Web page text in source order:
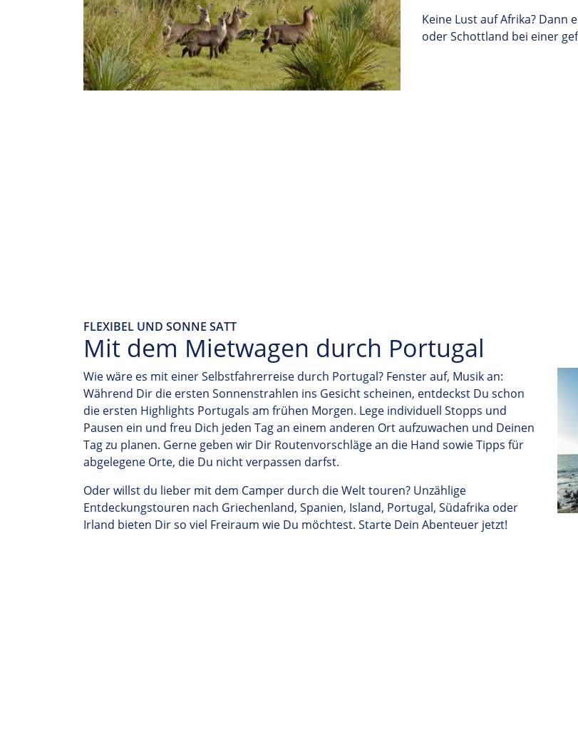
Keine Lust auf Afrika? Dann
oder Schottland bei einer
FLEXIBEL UND SONNE SATT
Mit dem Mietwagen durch Portugal
Wie wäre es mit einer Selbstfahrerreise durch Portugal? Fenster auf, Musik an:
Während Dir die ersten Sonnenstrahlen ins Gesicht scheinen, entdeckst Du schon
die ersten Highlights Portugals am frühen Morgen. Lege individuell Stopps und
Pausen ein und freu Dich jeden Tag an einem anderen Ort aufzuwachen und Deinen
Tag zu planen. Gerne geben wir Dir Routenvorschläge an die Hand sowie Tipps für
abgelegene Orte, die Du nicht verpassen darfst.
Oder willst du lieber mit dem Camper durch die Welt touren? Unzählige
Entdeckungstouren nach Griechenland, Spanien, Island, Portugal, Südafrika oder
Irland bieten Dirso viel Freiraum wie Du möchtest. Starte Dein Abenteuer jetzt!